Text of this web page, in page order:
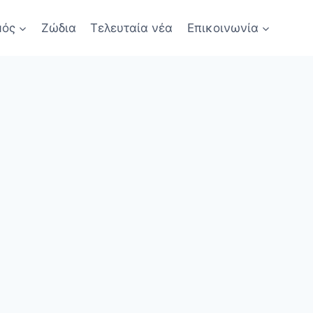
Ζώδια Τελευταία νέα Επικοινωνία